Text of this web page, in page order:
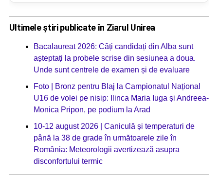
Ultimele știri publicate în Ziarul Unirea
Bacalaureat 2026: Câți candidați din Alba sunt
așteptați la probele scrise din sesiunea a doua.
Unde sunt centrele de examen și de evaluare
Foto | Bronz pentru Blaj la Campionatul Național
U16 de volei pe nisip: Ilinca Maria Iuga și Andreea-
Monica Pripon, pe podium la Arad
10-12 august 2026 | Caniculă și temperaturi de
până la 38 de grade în următoarele zile în
România: Meteorologii avertizează asupra
disconfortului termic